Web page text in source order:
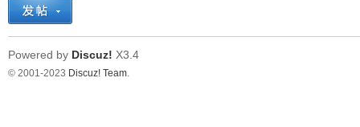
Powered by Discuz! X3.4
© 2001-2023 Discuz! Team.